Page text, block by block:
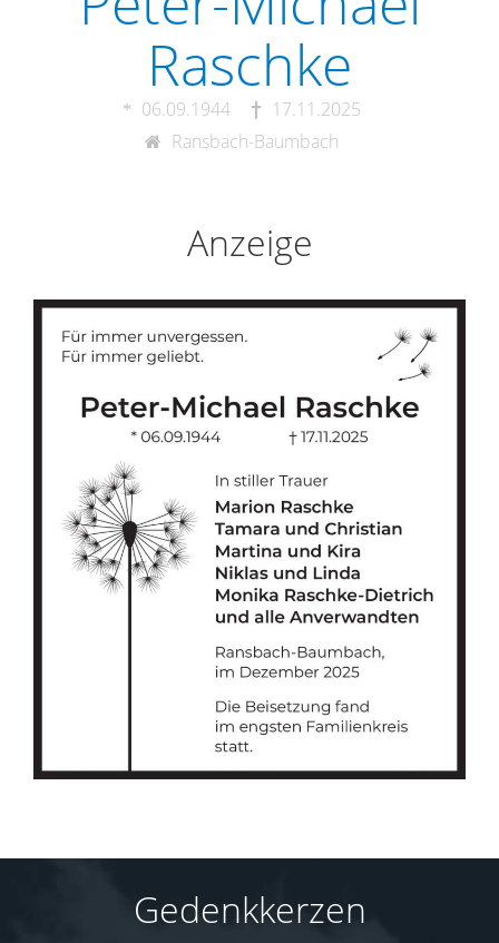
Raschke
06.09.1944
17.11.2025
Ransbach-Baumbach
Anzeige
Gedenkkerzen